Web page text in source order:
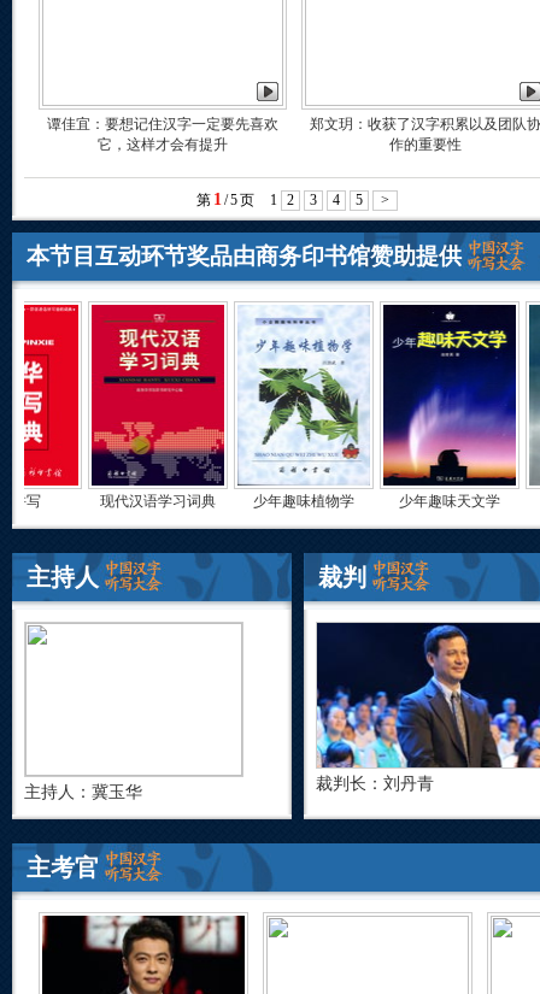
谭佳宜：要想记住汉字一定要先喜欢
它，这样才会有提升
郑文玥：收获了汉字积累以及团队协
作的重要性
第 1 /5页 1 2 3 4 5 >
本节目互动环节奖品由商务印书馆赞助提供
代汉语学习词典 少年趣味植物学 少年趣味天文学 少年趣味气象学
主持人
主持人：冀玉华
裁判
裁判长：刘丹青
主考官